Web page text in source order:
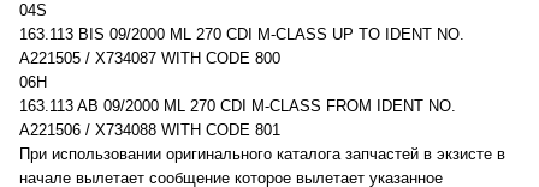
04S
163.113 BIS 09/2000 ML 270 CDI M-CLASS UP TO IDENT NO.
A221505 / X734087 WITH CODE 800
06H
163.113 AB 09/2000 ML 270 CDI M-CLASS FROM IDENT NO.
A221506 / X734088 WITH CODE 801
При использовании оригинального каталога запчастей в экзисте в
начале вылетает сообщение которое вылетает указанное